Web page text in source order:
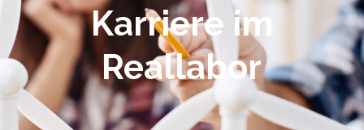
Karriere im
Reallabor